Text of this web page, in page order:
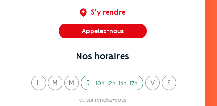
S'y rendre
Appelez-nous
Nos horaires
L
undi
M
ardi
M
ercredi
J
eudi10h-12h-14h-17h V
endredi
S
amedi
et sur rendez-vous